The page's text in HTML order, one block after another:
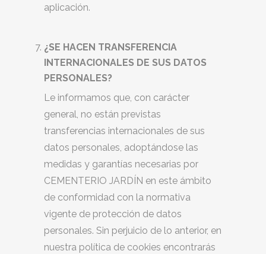
aplicación.
¿SE HACEN TRANSFERENCIA
INTERNACIONALES DE SUS DATOS
PERSONALES?
Le informamos que, con carácter
general, no están previstas
transferencias internacionales de sus
datos personales, adoptándose las
medidas y garantías necesarias por
CEMENTERIO JARDÍN en este ámbito
de conformidad con la normativa
vigente de protección de datos
personales. Sin perjuicio de lo anterior, en
nuestra política de cookies encontrarás